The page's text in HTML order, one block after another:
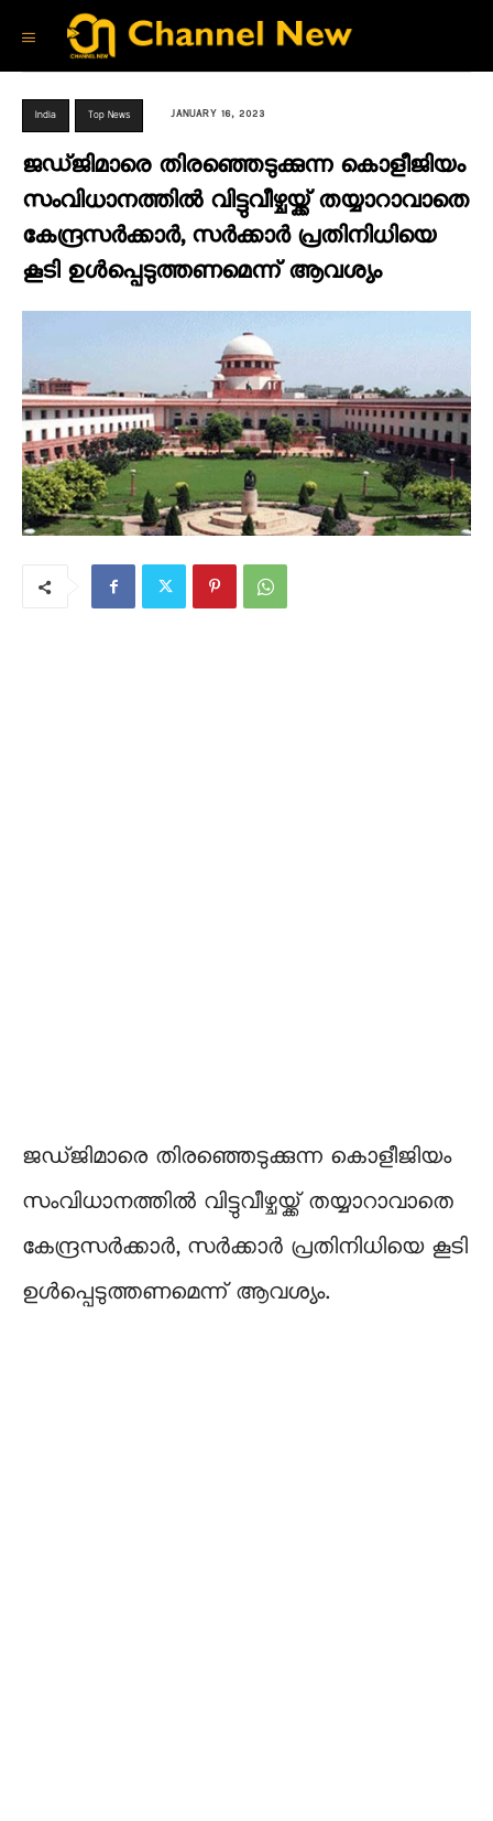
India Top News JANUARY 16, 2023
ജഡ്ജിമാരെ തിരഞ്ഞെടുക്കുന്ന കൊളീജിയം
സംവിധാനത്തിൽ വിട്ടുവീഴ്ചയ്ക്ക് തയ്യാറാവാതെ
കേന്ദ്രസർക്കാർ, സർക്കാർ പ്രതിനിധിയെ
കൂടി ഉൾപ്പെടുത്തണമെന്ന് ആവശ്യം
ജഡ്ജിമാരെ തിരഞ്ഞെടുക്കുന്ന കൊളീജിയം
സംവിധാനത്തിൽ വിട്ടുവീഴ്ചയ്ക്ക് തയ്യാറാവാതെ
കേന്ദ്രസർക്കാർ, സർക്കാർ പ്രതിനിധിയെ കൂടി
ഉൾപ്പെടുത്തണമെന്ന് ആവശ്യം.